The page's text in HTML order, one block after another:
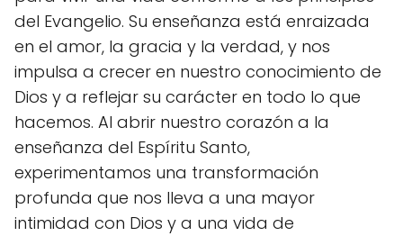
del Evangelio. Su enseñanza está enraizada
en el amor, la gracia y la verdad, y nos
impulsa a crecer en nuestro conocimiento de
Dios y a reflejar su carácter en todo lo que
hacemos. Al abrir nuestro corazón a la
enseñanza del Espíritu Santo,
experimentamos una transformación
profunda que nos lleva a una mayor
intimidad con Dios y a una vida de